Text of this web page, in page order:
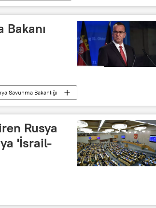
lideri Kim Jong Un
Bakanı
Savunma Bakanlığı
Rusya
'İsrail-
alt kanadı Duma